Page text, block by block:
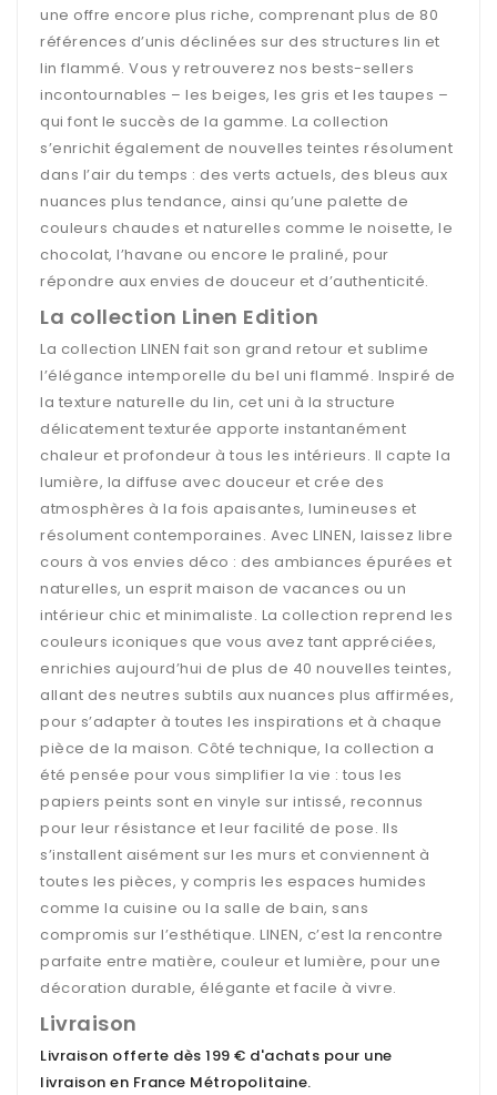
une offre encore plus riche, comprenant plus de 80
références d’unis déclinées sur des structures lin et
lin flammé. Vous y retrouverez nos bests-sellers
incontournables – les beiges, les gris et les taupes –
qui font le succès de la gamme. La collection
s’enrichit également de nouvelles teintes résolument
dans l’air du temps : des verts actuels, des bleus aux
nuances plus tendance, ainsi qu’une palette de
couleurs chaudes et naturelles comme le noisette, le
chocolat, l’havane ou encore le praliné, pour
répondre aux envies de douceur et d’authenticité.
La collection Linen Edition
La collection LINEN fait son grand retour et sublime
l’élégance intemporelle du bel uni flammé. Inspiré de
la texture naturelle du lin, cet uni à la structure
délicatement texturée apporte instantanément
chaleur et profondeur à tous les intérieurs. Il capte la
lumière, la diffuse avec douceur et crée des
atmosphères à la fois apaisantes, lumineuses et
résolument contemporaines. Avec LINEN, laissez libre
cours à vos envies déco : des ambiances épurées et
naturelles, un esprit maison de vacances ou un
intérieur chic et minimaliste. La collection reprend les
couleurs iconiques que vous avez tant appréciées,
enrichies aujourd’hui de plus de 40 nouvelles teintes,
allant des neutres subtils aux nuances plus affirmées,
pour s’adapter à toutes les inspirations et à chaque
pièce de la maison. Côté technique, la collection a
été pensée pour vous simplifier la vie : tous les
papiers peints sont en vinyle sur intissé, reconnus
pour leur résistance et leur facilité de pose. Ils
s’installent aisément sur les murs et conviennent à
toutes les pièces, y compris les espaces humides
comme la cuisine ou la salle de bain, sans
compromis sur l’esthétique. LINEN, c’est la rencontre
parfaite entre matière, couleur et lumière, pour une
décoration durable, élégante et facile à vivre.
Livraison
Livraison offerte dès 199 € d'achats pour une
livraison en France Métropolitaine.